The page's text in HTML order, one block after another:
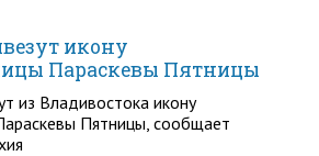
икону
Параскевы Пятницы
из Владивостока икону
Пятницы, сообщает